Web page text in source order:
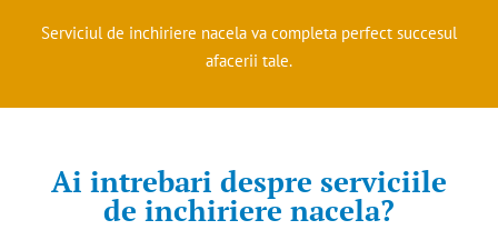
Serviciul de inchiriere nacela va completa perfect succesul
afacerii tale.
Ai intrebari despre serviciile
de inchiriere nacela?